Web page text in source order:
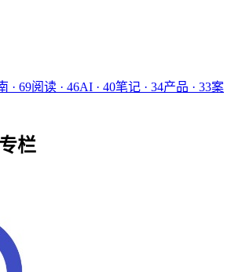
· 69阅读 · 46AI · 40笔记 · 34产品 · 33案
栏